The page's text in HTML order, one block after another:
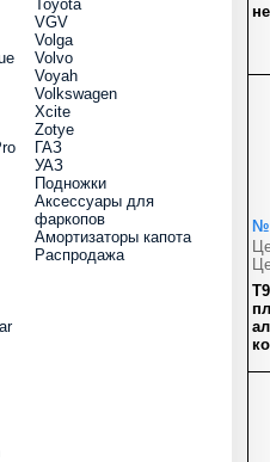
Toyota
VGV
Volga
Volvo
Voyah
Volkswagen
Xcite
Zotye
ГАЗ
УАЗ
Подножки
Аксессуары для
фаркопов
Амортизаторы капота
Распродажа